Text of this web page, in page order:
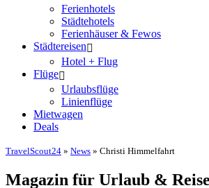
Ferienhotels
Städtehotels
Ferienhäuser & Fewos
Städtereisen
Hotel + Flug
Flüge
Urlaubsflüge
Linienflüge
Mietwagen
Deals
TravelScout24 » News » Christi Himmelfahrt
Magazin für Urlaub &